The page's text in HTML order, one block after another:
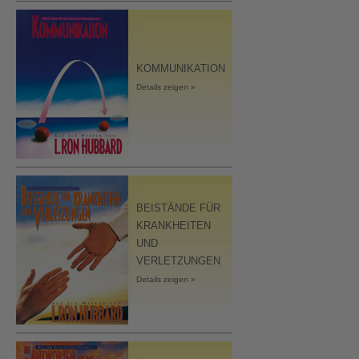
KOMMUNIKATION
Details zeigen »
BEISTÄNDE FÜR
KRANKHEITEN
UND
VERLETZUNGEN
Details zeigen »